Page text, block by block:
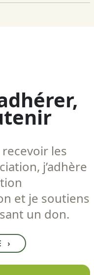
les
j’adhère
et je soutiens
un don.
›